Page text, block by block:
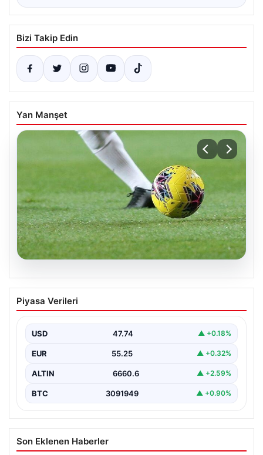
Bizi Takip Edin
Yan Manşet
07 Ağustos 2026 Cuma Gününün Maç
Programı ve Detayları
dikkat çekiyor. 07 Ağustos 2026 Cuma…
Piyasa Verileri
USD 47.74 ▲ +0.18%
EUR 55.25 ▲ +0.32%
ALTIN 6660.6 ▲ +2.59%
BTC 3091949 ▲ +0.90%
Son Eklenen Haberler